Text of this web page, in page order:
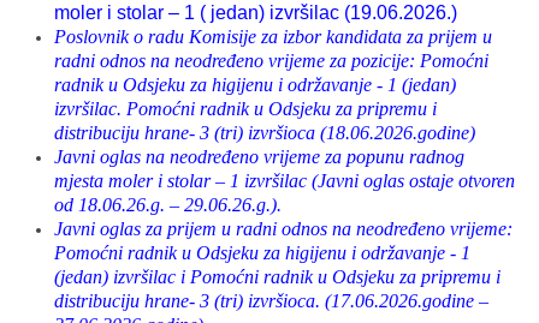
moler i stolar – 1 ( jedan) izvršilac (19.06.2026.)
Poslovnik o radu Komisije za izbor kandidata za prijem u
radni odnos na neodređeno vrijeme za pozicije: Pomoćni
radnik u Odsjeku za higijenu i održavanje - 1 (jedan)
izvršilac. Pomoćni radnik u Odsjeku za pripremu i
distribuciju hrane- 3 (tri) izvršioca (18.06.2026.godine)
Javni oglas na neodređeno vrijeme za popunu radnog
mjesta moler i stolar – 1 izvršilac (Javni oglas ostaje otvoren
od 18.06.26.g. – 29.06.26.g.).
Javni oglas za prijem u radni odnos na neodređeno vrijeme:
Pomoćni radnik u Odsjeku za higijenu i održavanje - 1
(jedan) izvršilac i Pomoćni radnik u Odsjeku za pripremu i
distribuciju hrane- 3 (tri) izvršioca. (17.06.2026.godine –